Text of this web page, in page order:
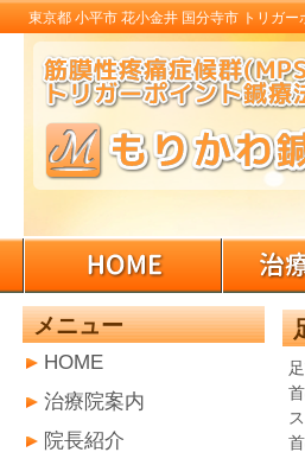
東京都 小平市 花小金井 国分寺市 トリガ
メニュー
HOME
治療院案内
院長紹介